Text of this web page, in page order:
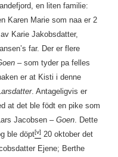
en liten familie:
Karen Marie som naa er 2
Karie Jakobsdatter,
far. Der er flere
– som tyder pa felles
er at Kisti i denne
. Antageligvis er
at det ble födt en pike som
Jacobsen –Goen . Dette
ble döpt[v] 20 oktober det
Ejene; Berthe